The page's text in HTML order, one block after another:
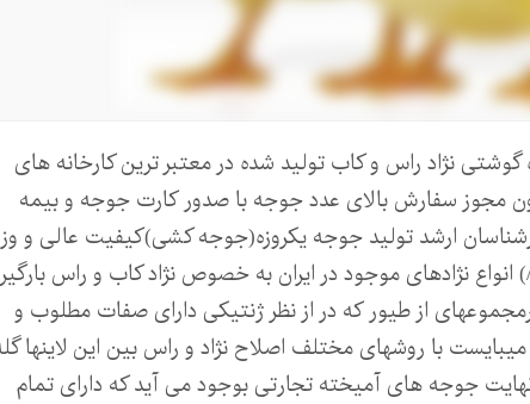
نژاد راس و کاب تولید شده در معتبر ترین کارخانه های
مجوز سفارش بالای عدد جوجه با صدور کارت جوجه و بیمه
ارشد تولید جوجه یکروزه(جوجه کشی)کیفیت عالی و
نژادهای موجود در ایران به خصوص نژاد کاب و راس
از طیور که در از نظر ژنتیکی دارای صفات مطلوب و
با روشهای مختلف اصلاح نژاد و راس بین این لاینها
جوجه های آمیخته تجارتی بوجود می آید که دارای تمام